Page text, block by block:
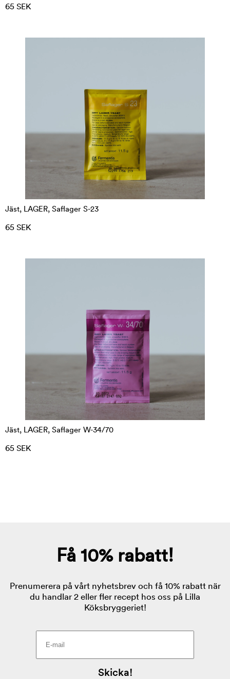
65 SEK
Jäst, LAGER, Saflager S-23
65 SEK
Jäst, LAGER, Saflager W-34/70
65 SEK